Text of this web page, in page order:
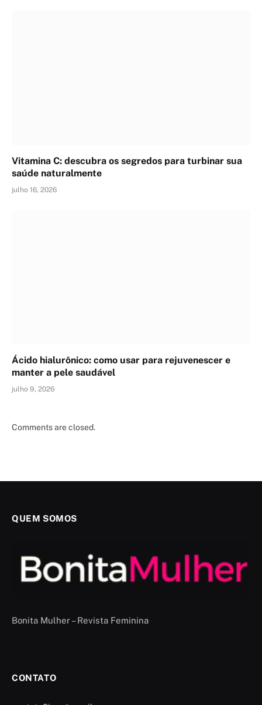
Vitamina C: descubra os segredos para turbinar sua
saúde naturalmente
julho 16, 2026
Ácido hialurônico: como usar para rejuvenescer e
manter a pele saudável
julho 9, 2026
Comments are closed.
QUEM SOMOS
Bonita Mulher – Revista Feminina
CONTATO